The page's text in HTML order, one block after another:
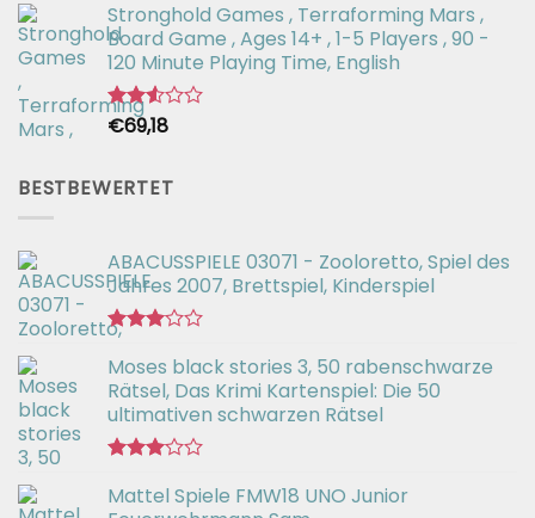
mit
2.64
von 5
Stronghold Games , Terraforming Mars ,
Board Game , Ages 14+ , 1-5 Players , 90 -
120 Minute Playing Time, English
Bewertet
von 5
€69,18
BESTBEWERTET
ABACUSSPIELE 03071 - Zooloretto, Spiel des
Jahres 2007, Brettspiel, Kinderspiel
mit
3.02
von 5
Moses black stories 3, 50 rabenschwarze
Rätsel, Das Krimi Kartenspiel: Die 50
ultimativen schwarzen Rätsel
mit
3.00
Mattel Spiele FMW18 UNO Junior